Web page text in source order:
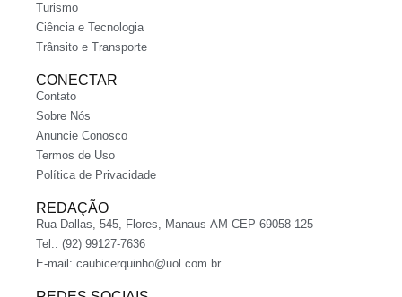
Turismo
Ciência e Tecnologia
Trânsito e Transporte
CONECTAR
Contato
Sobre Nós
Anuncie Conosco
Termos de Uso
Política de Privacidade
REDAÇÃO
Rua Dallas, 545, Flores, Manaus-AM CEP 69058-125
Tel.: (92) 99127-7636
E-mail: caubicerquinho@uol.com.br